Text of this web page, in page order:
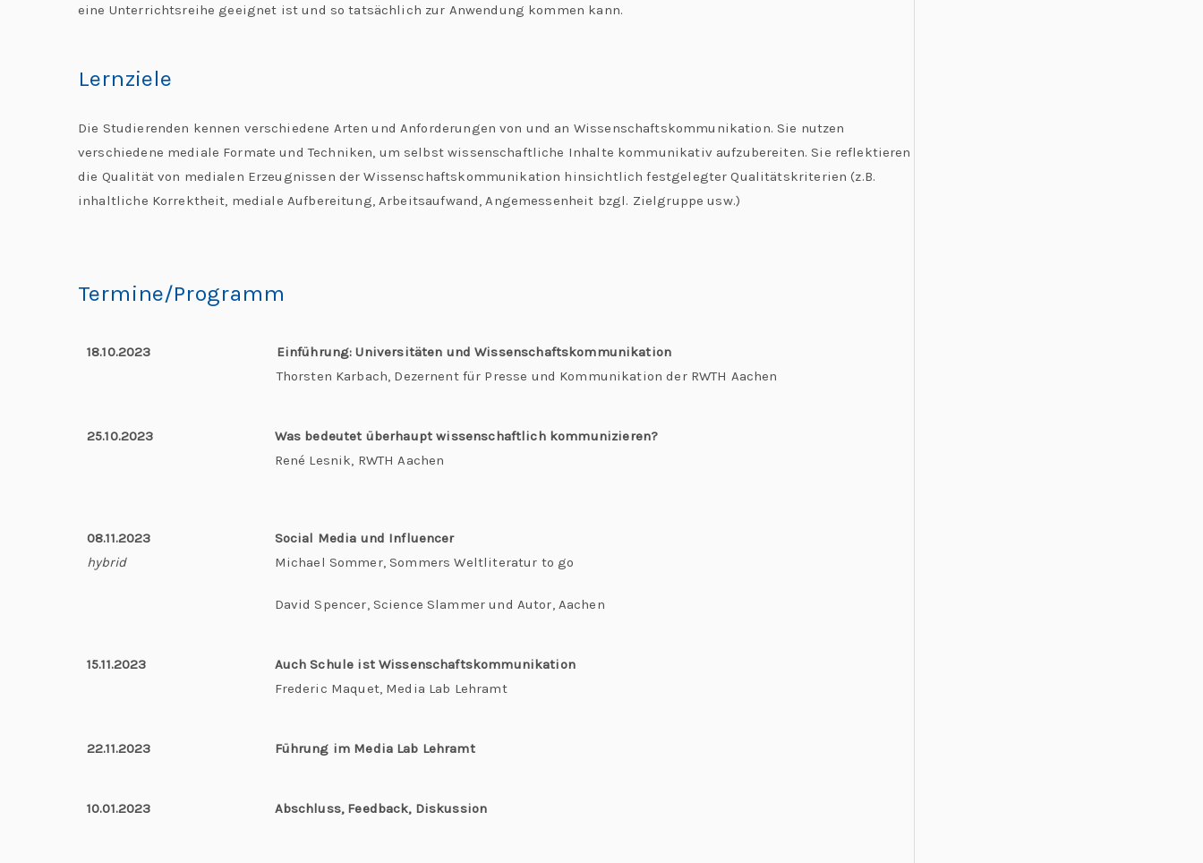
eine Unterrichtsreihe geeignet ist und so tatsächlich zur Anwendung kommen kann.
Lernziele
Die Studierenden kennen verschiedene Arten und Anforderungen von und an Wissenschaftskommunikation. Sie nutzen
verschiedene mediale Formate und Techniken, um selbst wissenschaftliche Inhalte kommunikativ aufzubereiten. Sie reflektieren
die Qualität von medialen Erzeugnissen der Wissenschaftskommunikation hinsichtlich festgelegter Qualitätskriterien (z.B.
inhaltliche Korrektheit, mediale Aufbereitung, Arbeitsaufwand, Angemessenheit bzgl. Zielgruppe usw.)
Termine/Programm
18.10.2023
Einführung: Universitäten und Wissenschaftskommunikation
Thorsten Karbach, Dezernent für Presse und Kommunikation der RWTH Aachen
25.10.2023
Was bedeutet überhaupt wissenschaftlich kommunizieren?
René Lesnik, RWTH Aachen
08.11.2023
hybrid
Social Media und Influencer
Michael Sommer, Sommers Weltliteratur to go
David Spencer, Science Slammer und Autor, Aachen
15.11.2023
Auch Schule ist Wissenschaftskommunikation
Frederic Maquet, Media Lab Lehramt
22.11.2023 Führung im Media Lab Lehramt
10.01.2023 Abschluss, Feedback, Diskussion